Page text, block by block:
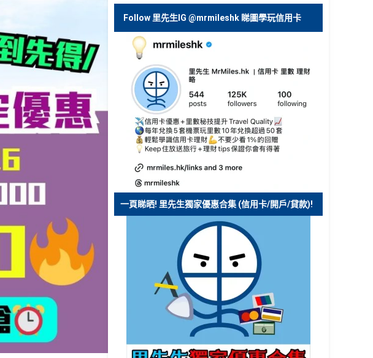
Follow 里先生IG @mrmileshk 睇圖學玩信用卡
一頁睇晒! 里先生獨家優惠合集 (信用卡/開戶/貸款)!